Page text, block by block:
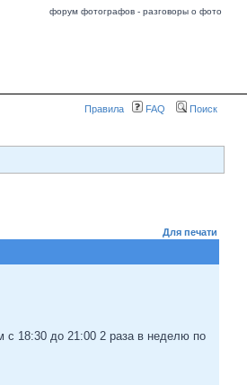
форум фотографов - разговоры о фото
Правила FAQ Поиск
Для печати
с 18:30 до 21:00 2 раза в неделю по